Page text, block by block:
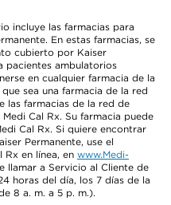
incluye las farmacias para
En estas farmacias, se
cubierto por Kaiser
pacientes ambulatorios
en cualquier farmacia de la
sea una farmacia de la red
las farmacias de la red de
Cal Rx. Su farmacia puede
Cal Rx. Si quiere encontrar
Permanente, use el
Rx en línea, en www.Medi-
llamar a Servicio al Cliente de
horas del día, los 7 días de la
8 a. m. a 5 p. m.).